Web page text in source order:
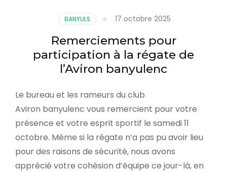
BANYULS 17 octobre 2025
Remerciements pour
participation à la régate de
l’Aviron banyulenc
Le bureau et les rameurs du club
Aviron banyulenc vous remercient pour votre
présence et votre esprit sportif le samedi 11
octobre. Même si la régate n’a pas pu avoir lieu
pour des raisons de sécurité, nous avons
apprécié votre cohésion d’équipe ce jour-là, en